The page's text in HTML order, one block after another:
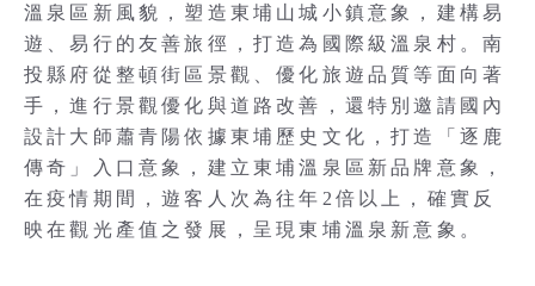
溫泉區新風貌，塑造東埔山城小鎮意象，建構易
遊、易行的友善旅徑，打造為國際級溫泉村。南
投縣府從整頓街區景觀、優化旅遊品質等面向著
手，進行景觀優化與道路改善，還特別邀請國內
設計大師蕭青陽依據東埔歷史文化，打造「逐鹿
傳奇」入口意象，建立東埔溫泉區新品牌意象，
在疫情期間，遊客人次為往年2倍以上，確實反
映在觀光產值之發展，呈現東埔溫泉新意象。